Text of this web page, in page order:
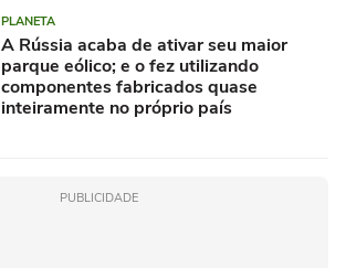
PLANETA
A Rússia acaba de ativar seu maior
parque eólico; e o fez utilizando
componentes fabricados quase
inteiramente no próprio país
PUBLICIDADE